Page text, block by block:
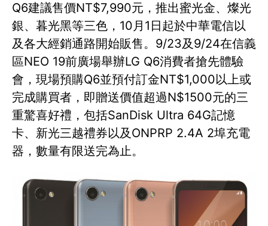
Q6建議售價NT$7,990元，推出蜜光金、燦光
銀、暮光黑等三色，10月1日起於中華電信以
及各大經銷通路開始販售。9/23及9/24在信義
區NEO 19前廣場舉辦LG Q6消費者搶先體驗
會，現場預購Q6並預付訂金NT$1,000以上或
完成購買者，即贈送價值超過N$1500元的三
重驚喜好禮，包括SanDisk Ultra 64G記憶
卡、新光三越禮券以及ONPRP 2.4A 2埠充電
器，數量有限送完為止。